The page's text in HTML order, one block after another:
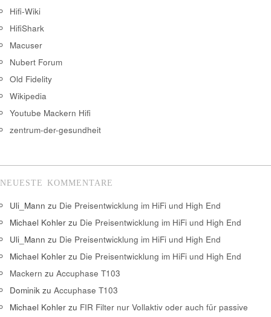
Hifi-Wiki
HifiShark
Macuser
Nubert Forum
Old Fidelity
Wikipedia
Youtube Mackern Hifi
zentrum-der-gesundheit
NEUESTE KOMMENTARE
Uli_Mann zu Die Preisentwicklung im HiFi und High End
Michael Kohler zu Die Preisentwicklung im HiFi und High End
Uli_Mann zu Die Preisentwicklung im HiFi und High End
Michael Kohler zu Die Preisentwicklung im HiFi und High End
Mackern zu Accuphase T103
Dominik zu Accuphase T103
Michael Kohler zu FIR Filter nur Vollaktiv oder auch für passive